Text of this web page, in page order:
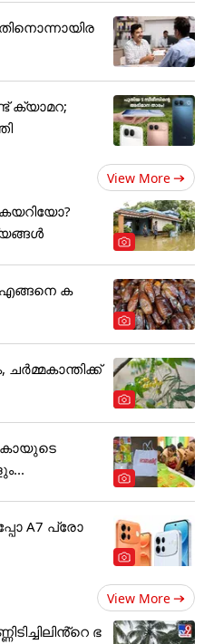
ക്യാമറ;
View More
കയറിയോ?
ക
A7 പ്രോ
View More
ഭ